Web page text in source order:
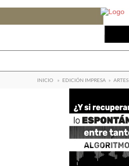
INICIO » EDICIÓN IMPRESA » ARTES